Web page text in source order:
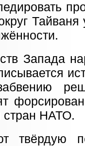
Запада
стран НАТО.
твёрдую